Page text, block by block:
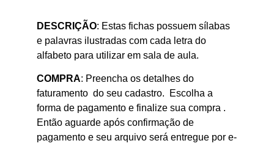
DESCRIÇÃO: Estas fichas possuem sílabas
e palavras ilustradas com cada letra do
alfabeto para utilizar em sala de aula.
COMPRA: Preencha os detalhes do
faturamento do seu cadastro. Escolha a
forma de pagamento e finalize sua compra .
Então aguarde após confirmação de
pagamento e seu arquivo será entregue por e-